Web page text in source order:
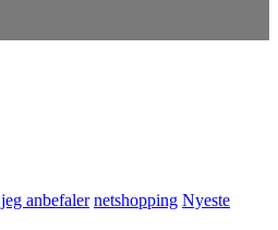
jeg anbefaler netshopping Nyeste